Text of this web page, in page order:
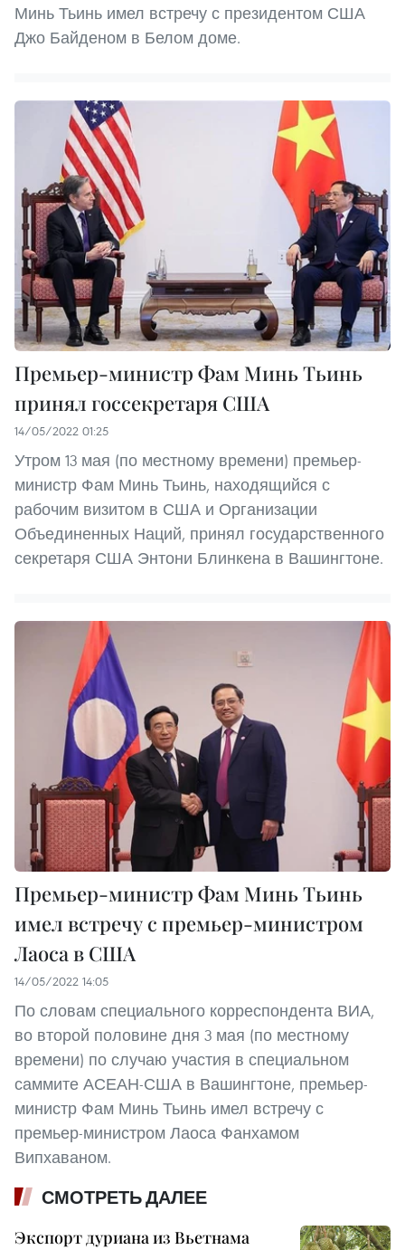
Минь Тьинь имел встречу с президентом США
Джо Байденом в Белом доме.
Премьер-министр Фам Минь Тьинь
принял госсекретаря США
14/05/2022 01:25
Утром 13 мая (по местному времени) премьер-
министр Фам Минь Тьинь, находящийся с
рабочим визитом в США и Организации
Объединенных Наций, принял государственного
секретаря США Энтони Блинкена в Вашингтоне.
Премьер-министр Фам Минь Тьинь
имел встречу с премьер-министром
Лаоса в США
14/05/2022 14:05
По словам специального корреспондента ВИА,
во второй половине дня 3 мая (по местному
времени) по случаю участия в специальном
саммите АСЕАН-США в Вашингтоне, премьер-
министр Фам Минь Тьинь имел встречу с
премьер-министром Лаоса Фанхамом
Випхаваном.
СМОТРЕТЬ ДАЛЕЕ
Экспорт дуриана из Вьетнама